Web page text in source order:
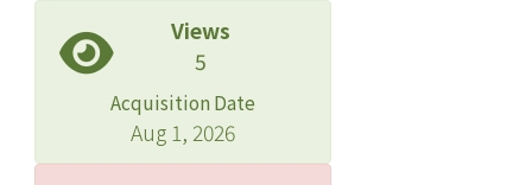
Views
5
Acquisition Date
Aug 1, 2026